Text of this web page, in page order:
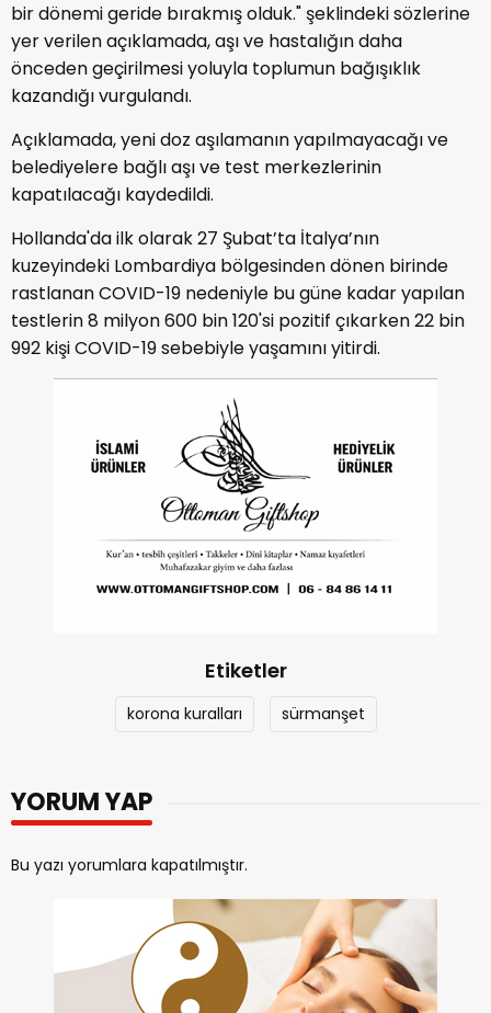
bir dönemi geride bırakmış olduk." şeklindeki sözlerine
yer verilen açıklamada, aşı ve hastalığın daha
önceden geçirilmesi yoluyla toplumun bağışıklık
kazandığı vurgulandı.
Açıklamada, yeni doz aşılamanın yapılmayacağı ve
belediyelere bağlı aşı ve test merkezlerinin
kapatılacağı kaydedildi.
Hollanda'da ilk olarak 27 Şubat’ta İtalya’nın
kuzeyindeki Lombardiya bölgesinden dönen birinde
rastlanan COVID-19 nedeniyle bu güne kadar yapılan
testlerin 8 milyon 600 bin 120'si pozitif çıkarken 22 bin
992 kişi COVID-19 sebebiyle yaşamını yitirdi.
Etiketler
korona kuralları sürmanşet
YORUM YAP
Bu yazı yorumlara kapatılmıştır.